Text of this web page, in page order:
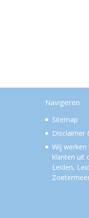
Navigeren
Sitemap
Disclaimer
Wij
klanten uit
Leiden,